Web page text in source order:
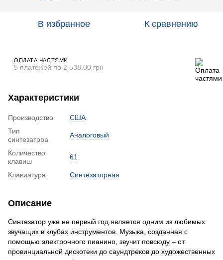
В избранное К сравнению
ОПЛАТА ЧАСТЯМИ
5 платежей по 2 538.00 грн
Характеристики
Производство
США
Тип
синтезатора
Аналоговый
Количество
клавиш
61
Клавиатура Синтезаторная
Описание
Синтезатор уже не первый год является одним из любимых
звучащих в клубах инструментов. Музыка, созданная с
помощью электронного пианино, звучит повсюду – от
провинциальной дискотеки до саундтреков до художественных